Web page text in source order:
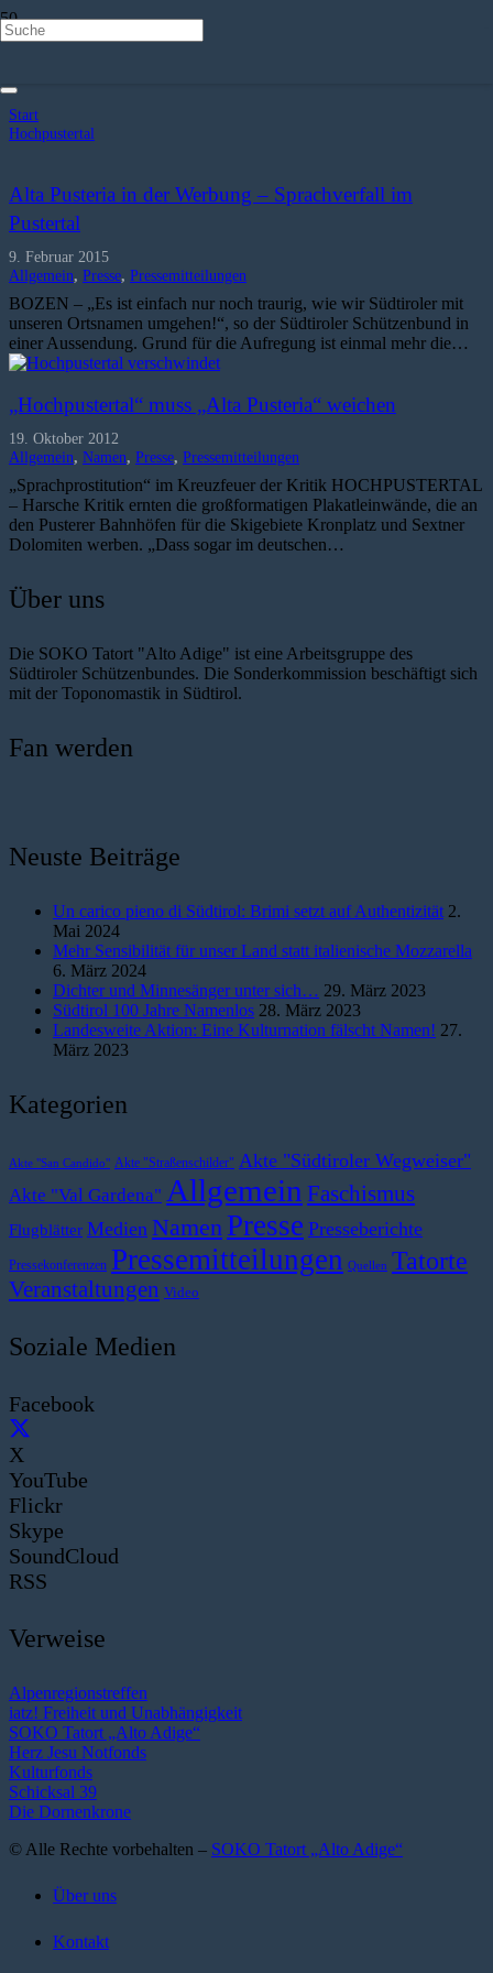
Start
Hochpustertal
Alta Pusteria in der Werbung – Sprachverfall im
Pustertal
9. Februar 2015
Allgemein, Presse, Pressemitteilungen
BOZEN – „Es ist einfach nur noch traurig, wie wir Südtiroler mit
unseren Ortsnamen umgehen!“, so der Südtiroler Schützenbund in
einer Aussendung. Grund für die Aufregung ist einmal mehr die…
„Hochpustertal“ muss „Alta Pusteria“ weichen
19. Oktober 2012
Allgemein, Namen, Presse, Pressemitteilungen
„Sprachprostitution“ im Kreuzfeuer der Kritik HOCHPUSTERTAL
– Harsche Kritik ernten die großformatigen Plakatleinwände, die an
den Pusterer Bahnhöfen für die Skigebiete Kronplatz und Sextner
Dolomiten werben. „Dass sogar im deutschen…
Über uns
Die SOKO Tatort "Alto Adige" ist eine Arbeitsgruppe des
Südtiroler Schützenbundes. Die Sonderkommission beschäftigt sich
mit der Toponomastik in Südtirol.
Fan werden
Neuste Beiträge
Un carico pieno di Südtirol: Brimi setzt auf Authentizität 2.
Mai 2024
Mehr Sensibilität für unser Land statt italienische Mozzarella
6. März 2024
Dichter und Minnesänger unter sich… 29. März 2023
Südtirol 100 Jahre Namenlos 28. März 2023
Landesweite Aktion: Eine Kulturnation fälscht Namen! 27.
März 2023
Kategorien
Akte "San Candido" Akte "Straßenschilder" Akte "Südtiroler Wegweiser"
Akte "Val Gardena" Allgemein Faschismus
Flugblätter Medien Namen Presse Presseberichte
Pressekonferenzen Pressemitteilungen Quellen Tatorte
Veranstaltungen Video
Soziale Medien
Facebook
X
YouTube
Flickr
Skype
SoundCloud
RSS
Verweise
Alpenregionstreffen
iatz! Freiheit und Unabhängigkeit
SOKO Tatort „Alto Adige“
Herz Jesu Notfonds
Kulturfonds
Schicksal 39
Die Dornenkrone
© Alle Rechte vorbehalten – SOKO Tatort „Alto Adige“
Über uns
Kontakt